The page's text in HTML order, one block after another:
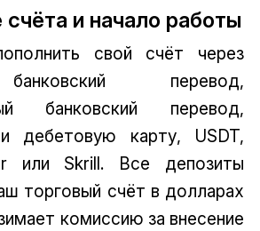
и начало работы
свой счёт через
перевод,
банковский перевод,
дебетовую карту, USDT,
или Skrill. Все депозиты
торговый счёт в долларах
комиссию за внесение